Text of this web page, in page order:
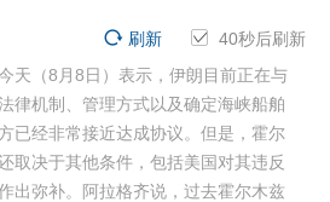
39秒后刷新
刷新
天（8月8日）表示，伊朗目前正在与
律机制、管理方式以及确定海峡船舶
已经非常接近达成协议。但是，霍尔
取决于其他条件，包括美国对其违反
出弥补。阿拉格齐说，过去霍尔木兹